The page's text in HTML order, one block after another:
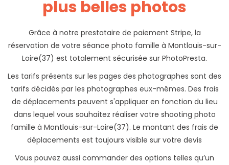
plus belles photos
Grâce à notre prestataire de paiement Stripe, la
réservation de votre séance photo famille à Montlouis-sur-
Loire(37) est totalement sécurisée sur PhotoPresta.
Les tarifs présents sur les pages des photographes sont des
tarifs décidés par les photographes eux-mêmes. Des frais
de déplacements peuvent s'appliquer en fonction du lieu
dans lequel vous souhaitez réaliser votre shooting photo
famille à Montlouis-sur-Loire(37). Le montant des frais de
déplacements est toujours visible sur votre devis
Vous pouvez aussi commander des options telles qu’un